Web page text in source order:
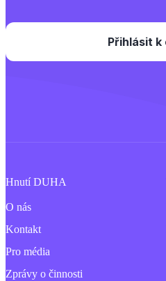
Hnutí DUHA
O nás
Kontakt
Pro média
Zprávy o činnosti